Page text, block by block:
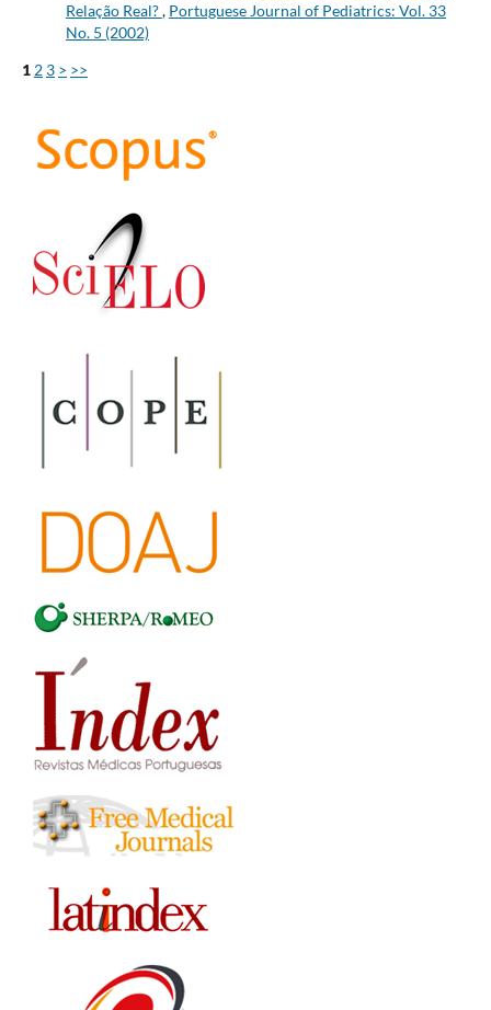
Relação Real?, Portuguese Journal of Pediatrics: Vol. 33
No. 5 (2002)
1 2 3 > >>